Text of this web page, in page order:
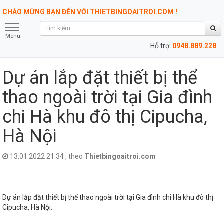
CHÀO MỪNG BẠN ĐẾN VỚI THIETBINGOAITROI.COM !
Menu
Hỗ trợ: 0948.889.228
Dự án lắp đặt thiết bị thể
thao ngoài trời tại Gia đình
chi Hà khu đô thị Cipucha,
Hà Nội
13.01.2022 21:34 , theo Thietbingoaitroi.com
Dự án lắp đặt thiết bị thể thao ngoài trời tại Gia đình chi Hà khu đô thị
Cipucha, Hà Nội: